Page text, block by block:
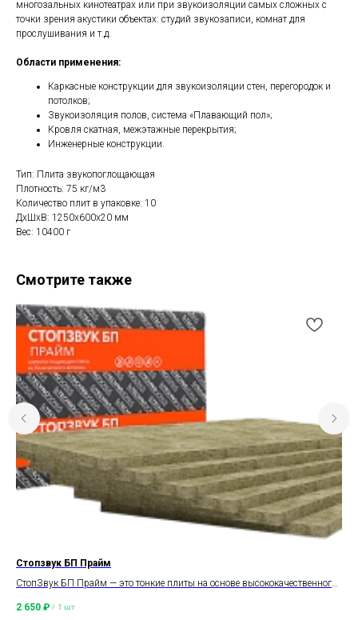
многозальных кинотеатрах или при звукоизоляции самых сложных с
точки зрения акустики объектах: студий звукозаписи, комнат для
прослушивания и т.д.
Области применения:
Каркасные конструкции для звукоизоляции стен, перегородок и
потолков;
Звукоизоляция полов, система «Плавающий пол»;
Кровля скатная, межэтажные перекрытия;
Инженерные конструкции.
Тип: Плита звукопоглощающая
Плотность: 75 кг/м3
Количество плит в упаковке: 10
ДxШxВ: 1250x600x20 мм
Вес: 10400 г
Смотрите также
Стопзвук БП Прайм
СтопЗвук БП Прайм — это тонкие плиты на основе высококачественного
2 650 ₽ / 1 шт